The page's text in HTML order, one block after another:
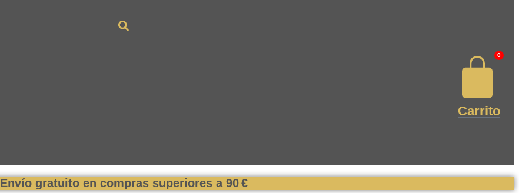
0
Carrito
Envío gratuito en compras superiores a 90 €